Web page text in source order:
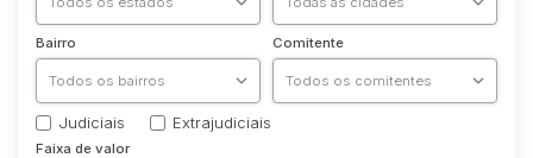
Bairro Comitente
Judiciais Extrajudiciais
Faixa de valor